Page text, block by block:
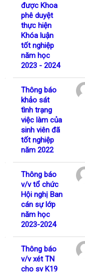
được Khoa
phê duyệt
thực hiện
Khóa luận
tốt nghiệp
năm học
2023 - 2024
Thông báo
khảo sát
tình trạng
việc làm của
sinh viên đã
tốt nghiệp
năm 2022
Thông báo
v/v tổ chức
Hội nghị Ban
cán sự lớp
năm học
2023-2024
Thông báo
v/v xét TN
cho sv K19